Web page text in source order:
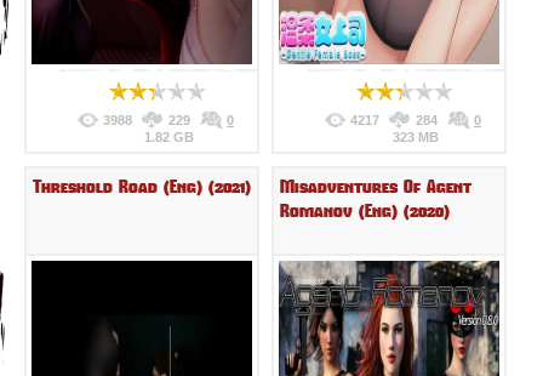
3988 229
0
1.82 GB
4217 284
0
323 MB
Threshold Road (Eng) (2021)
Misadventures Of Agent
Romanov (Eng) (2020)